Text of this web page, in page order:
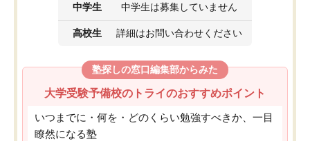
中学生 中学生は募集していません
高校生 詳細はお問い合わせください
塾探しの窓口編集部からみた
大学受験予備校のトライのおすすめポイント
いつまでに・何を・どのくらい勉強すべきか、一目
瞭然になる塾